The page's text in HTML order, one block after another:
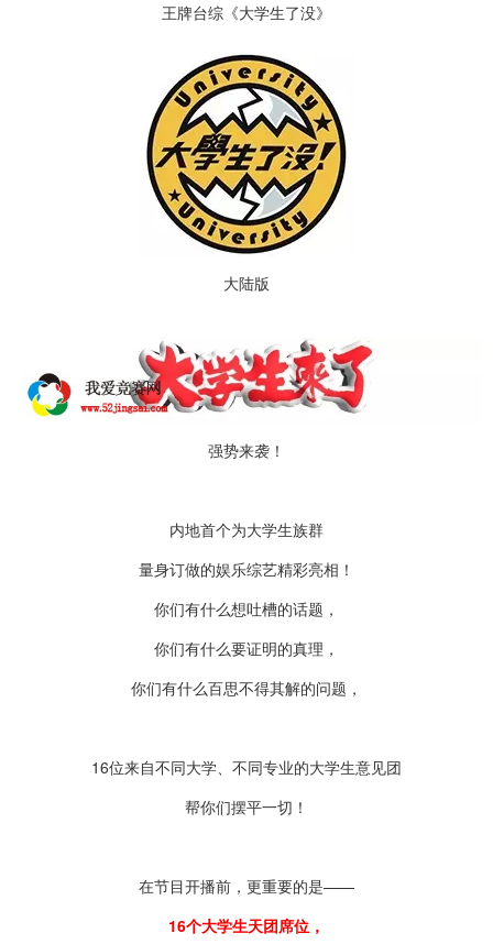
王牌台综《大学生了没》
大陆版
强势来袭！
内地首个为大学生族群
量身订做的娱乐综艺精彩亮相！
你们有什么想吐槽的话题，
你们有什么要证明的真理，
你们有什么百思不得其解的问题，
16位来自不同大学、不同专业的大学生意见团
帮你们摆平一切！
在节目开播前，更重要的是——
16个大学生天团席位，